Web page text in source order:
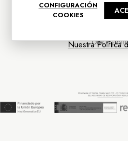
OUR
CUSTOMER
OUR WEBSITE
CONFIGURACIÓN
COOKIES
Nuestra Política